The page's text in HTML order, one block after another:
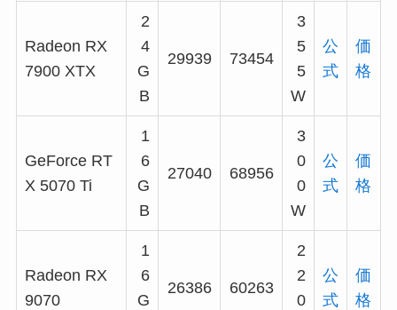
Radeon RX
7900 XTX
2
4
G
B
29939 73454
3
5
5
W
公
式
価
格
GeForce RT
X 5070 Ti
1
6
G
B
27040 68956
3
0
0
W
公
式
価
格
Radeon RX
9070
1
6
G
26386 60263
2
2
0
公
式
価
格